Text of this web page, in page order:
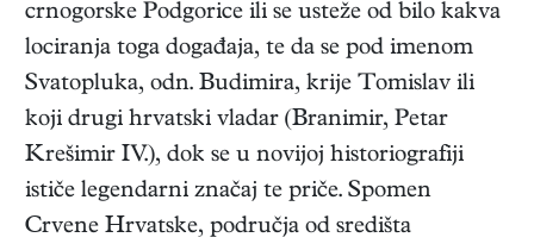
crnogorske Podgorice ili se usteže od bilo kakva
lociranja toga događaja, te da se pod imenom
Svatopluka, odn. Budimira, krije Tomislav ili
koji drugi hrvatski vladar (Branimir, Petar
Krešimir IV.), dok se u novijoj historiografiji
ističe legendarni značaj te priče. Spomen
Crvene Hrvatske, područja od središta